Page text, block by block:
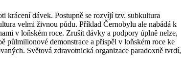
krácení dávek. Postupně se rozvíjí tzv. subkultura
velmi živnou půdu. Příklad Černobylu ale nabádá k
v loňském roce. Zrušit dávky a podpory úplně nelze,
demonstrace a přispěl v loňském roce ke
Světová zdravotnická organizace paradoxně tvrdí,